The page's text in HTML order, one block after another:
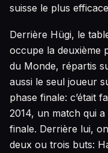
suisse le plus
Derrière Hügi, le
occupe la deuxième
du Monde, répartis
aussi le seul joueur
phase finale: c’était
2014, un match qui
finale. Derrière lui,
deux ou trois buts: